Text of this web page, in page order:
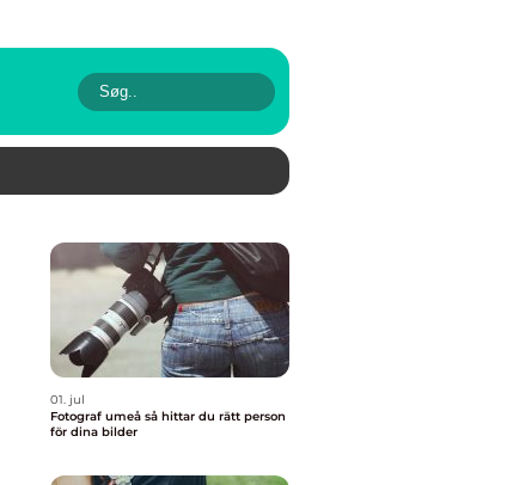
01. jul
Fotograf umeå så hittar du rätt person
för dina bilder